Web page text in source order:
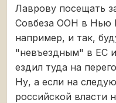
Лаврову посещать
Совбеза ООН в Нью
например, и так,
"невъездным" в ЕС
ездил туда на
Ну, а если на
российской власти